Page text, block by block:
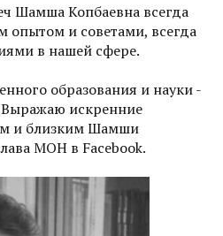
Шамша Копбаевна всегда
опытом и советами, всегда
в нашей сфере.
образования и науки -
Выражаю искренние
и близким Шамши
МОН в Facebook.